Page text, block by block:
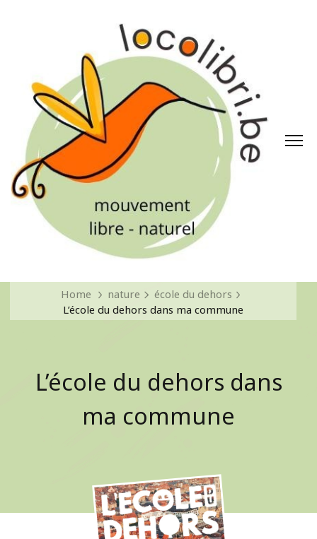
Home nature
école du dehors
L’école du dehors dans ma commune
L’école du dehors dans
ma commune